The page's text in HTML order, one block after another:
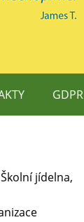
GDPR
jídelna,